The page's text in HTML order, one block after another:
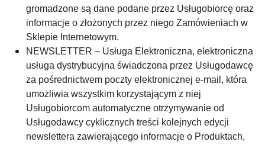
gromadzone są dane podane przez Usługobiorcę oraz
informacje o złożonych przez niego Zamówieniach w
Sklepie Internetowym.
NEWSLETTER – Usługa Elektroniczna, elektroniczna
usługa dystrybucyjna świadczona przez Usługodawcę
za pośrednictwem poczty elektronicznej e-mail, która
umożliwia wszystkim korzystającym z niej
Usługobiorcom automatyczne otrzymywanie od
Usługodawcy cyklicznych treści kolejnych edycji
newslettera zawierającego informacje o Produktach,